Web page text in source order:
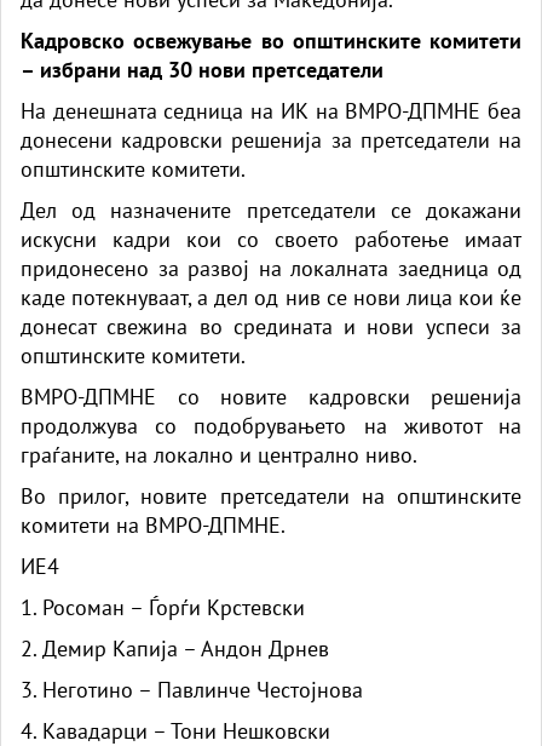
Кадровско освежување во општинските комитети
– избрани над 30 нови претседатели
На денешната седница на ИК на ВМРО-ДПМНЕ беа
донесени кадровски решенија за претседатели на
општинските комитети.
Дел од назначените претседатели се докажани
искусни кадри кои со своето работење имаат
придонесено за развој на локалната заедница од
каде потекнуваат, а дел од нив се нови лица кои ќе
донесат свежина во средината и нови успеси за
општинските комитети.
ВМРО-ДПМНЕ со новите кадровски решенија
продолжува со подобрувањето на животот на
граѓаните, на локално и централно ниво.
Во прилог, новите претседатели на општинските
комитети на ВМРО-ДПМНЕ.
ИЕ4
1. Росоман – Ѓорѓи Крстевски
2. Демир Капија – Андон Дрнев
3. Неготино – Павлинче Честојнова
4. Кавадарци – Тони Нешковски